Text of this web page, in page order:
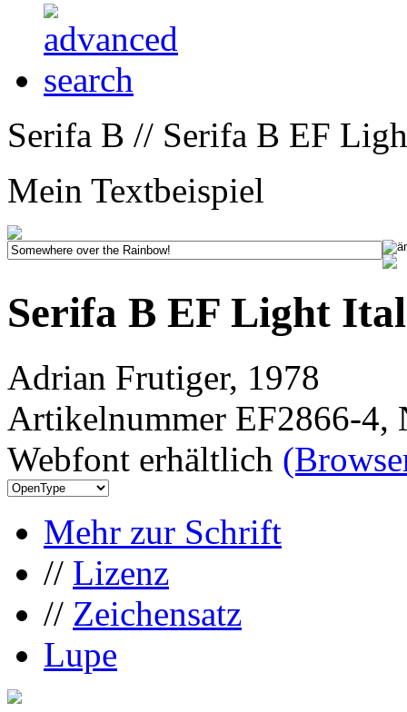
Serifa B // Serifa B EF
Mein Textbeispiel
Serifa B EF Light
Adrian Frutiger, 1978
Artikelnummer EF2866-4,
Webfont erhältlich
Mehr zur Schrift
// Lizenz
// Zeichensatz
Lupe